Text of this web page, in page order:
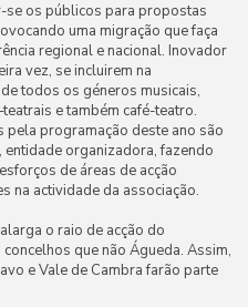
se os públicos para propostas
uma migração que faça
regional e nacional. Inovador
vez, se incluirem na
todos os géneros musicais,
e também café-teatro.
programação deste ano são
entidade organizadora, fazendo
de áreas de acção
na actividade da associação.
o raio de acção do
que não Águeda. Assim,
e Vale de Cambra farão parte